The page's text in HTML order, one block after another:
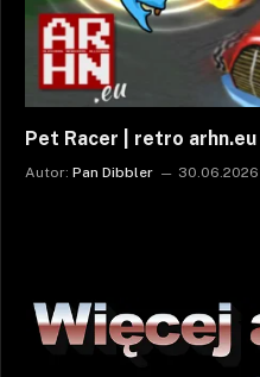
Pet Racer | retro arhn.eu
Autor: Pan Dibbler 30.06.2026